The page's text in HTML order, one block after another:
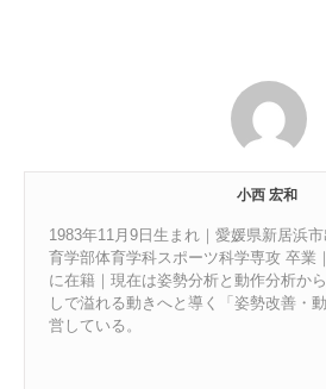
小西 宏和
1983年11月9日生まれ｜愛媛県新居浜
育学部体育学科スポーツ科学専攻 卒業
に在籍｜現在は姿勢分析と動作分析か
しで溢れる動きへと導く「姿勢改善・
営している。